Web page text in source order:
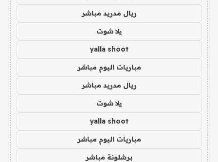
ريال مدريد مباشر
يلا شوت
yalla shoot
مباريات اليوم مباشر
ريال مدريد مباشر
يلا شوت
yalla shoot
مباريات اليوم مباشر
برشلونة مباشر